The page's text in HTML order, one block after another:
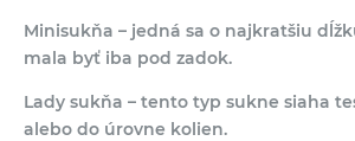
Minisukňa – jedná sa o najkratšiu
mala byť iba pod zadok.
Lady sukňa – tento typ sukne siaha
alebo do úrovne kolien.